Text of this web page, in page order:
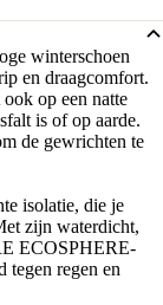
winterschoen
en draagcomfort.
op een natte
is of op aarde.
de gewrichten te
isolatie, die je
zijn waterdicht,
ECOSPHERE-
tegen regen en